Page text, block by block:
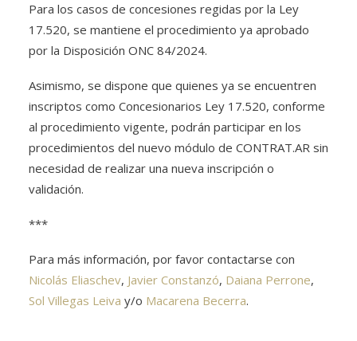
Para los casos de concesiones regidas por la Ley
17.520, se mantiene el procedimiento ya aprobado
por la Disposición ONC 84/2024.
Asimismo, se dispone que quienes ya se encuentren
inscriptos como Concesionarios Ley 17.520, conforme
al procedimiento vigente, podrán participar en los
procedimientos del nuevo módulo de CONTRAT.AR sin
necesidad de realizar una nueva inscripción o
validación.
***
Para más información, por favor contactarse con
Nicolás Eliaschev, Javier Constanzó, Daiana Perrone,
Sol Villegas Leiva y/o Macarena Becerra.